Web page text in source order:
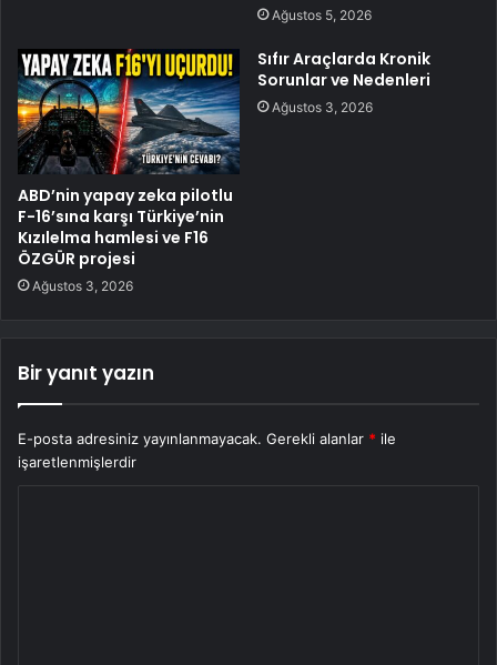
Ağustos 5, 2026
ABD’nin yapay zeka pilotlu
F-16’sına karşı Türkiye’nin
Kızılelma hamlesi ve F16
ÖZGÜR projesi
Ağustos 3, 2026
Sıfır Araçlarda Kronik
Sorunlar ve Nedenleri
Ağustos 3, 2026
Bir yanıt yazın
E-posta adresiniz yayınlanmayacak. Gerekli alanlar * ile
işaretlenmişlerdir